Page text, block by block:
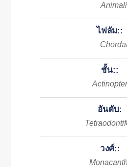
ไฟลัม::
ชั้น::
อันดับ:
วงศ์::